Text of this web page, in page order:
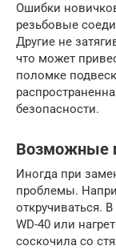
Ошибки
резьбовые
Другие не
что может
поломке
безопасности.
Возможные
Иногда при
проблемы.
откручиваться.
WD-40 или
соскочила со